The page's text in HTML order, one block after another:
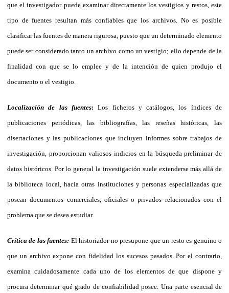
que el investigador puede examinar directamente los vestigios y restos, este
tipo de fuentes resultan más confiables que los archivos. No es posible
clasificar las fuentes de manera rigurosa, puesto que un determinado elemento
puede ser considerado tanto un archivo como un vestigio; ello depende de la
finalidad con que se lo emplee y de la intención de quien produjo el
documento o el vestigio.
Localización de las fuentes: Los ficheros y catálogos, los índices de
publicaciones periódicas, las bibliografías, las reseñas históricas, las
disertaciones y las publicaciones que incluyen informes sobre trabajos de
investigación, proporcionan valiosos indicios en la búsqueda preliminar de
datos históricos. Por lo general la investigación suele extenderse más allá de
la biblioteca local, hacia otras instituciones y personas especializadas que
posean documentos comerciales, oficiales o privados relacionados con el
problema que se desea estudiar.
Crítica de las fuentes: El historiador no presupone que un resto es genuino o
que un archivo expone con fidelidad los sucesos pasados. Por el contrario,
examina cuidadosamente cada uno de los elementos de que dispone y
procura determinar qué grado de confiabilidad posee. Una parte esencial de